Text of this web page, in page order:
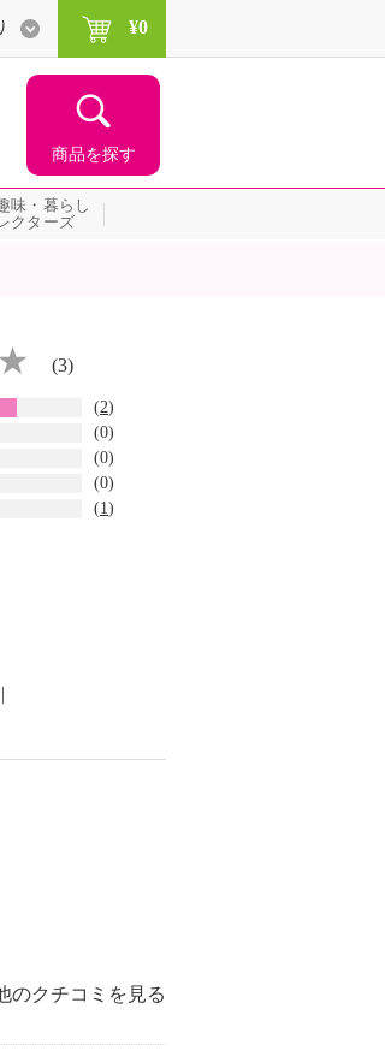
商品を探す
¥0
味・暮らし
クターズ
(3)
(2)
(0)
(0)
(0)
(1 )
のクチコミを見る